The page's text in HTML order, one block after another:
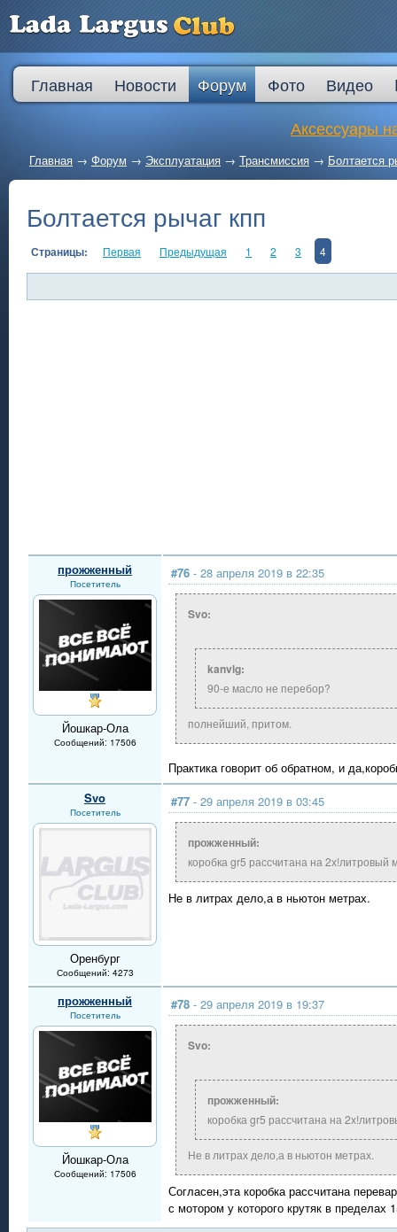
Главная Новости Форум Фото Видео
Аксессуары
Главная → Форум → Эксплуатация → Трансмиссия → Болтается
Болтается рычаг кпп
Страницы: Первая Предыдущая 1 2 3 4
прожженный
Посетитель
Йошкар-Ола
Сообщений: 17506
#76 - 28 апреля 2019 в 22:35
Svo:
kanvlg:
90-е масло не перебор?
полнейший, притом.
Практика говорит об обратном, и
Svo
Посетитель
Оренбург
Сообщений: 4273
#77 - 29 апреля 2019 в 03:45
прожженный:
коробка gr5 рассчитана на 2х!литровый
Не в литрах дело,а в ньютон метрах.
прожженный
Посетитель
Йошкар-Ола
Сообщений: 17506
#78 - 29 апреля 2019 в 19:37
Svo:
прожженный:
коробка gr5 рассчитана на
Не в литрах дело,а в ньютон метрах.
Согласен,эта коробка рассчитана
с мотором у которого крутяк в пределах